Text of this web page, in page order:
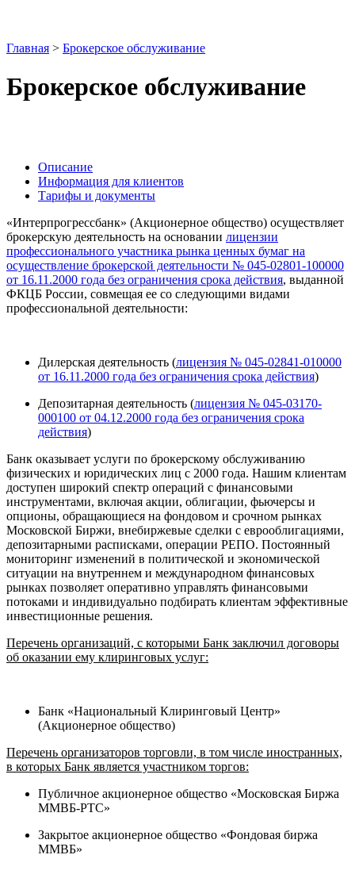
Главная > Брокерское обслуживание
Брокерское обслуживание
Описание
Информация для клиентов
Тарифы и документы
«Интерпрогрессбанк» (Акционерное общество) осуществляет
брокерскую деятельность на основании лицензии
профессионального участника рынка ценных бумаг на
осуществление брокерской деятельности № 045-02801-100000
от 16.11.2000 года без ограничения срока действия, выданной
ФКЦБ России, совмещая ее со следующими видами
профессиональной деятельности:
Дилерская деятельность (лицензия № 045-02841-010000
от 16.11.2000 года без ограничения срока действия)
Депозитарная деятельность (лицензия № 045-03170-
000100 от 04.12.2000 года без ограничения срока
действия)
Банк оказывает услуги по брокерскому обслуживанию
физических и юридических лиц с 2000 года. Нашим клиентам
доступен широкий спектр операций с финансовыми
инструментами, включая акции, облигации, фьючерсы и
опционы, обращающиеся на фондовом и срочном рынках
Московской Биржи, внебиржевые сделки с еврооблигациями,
депозитарными расписками, операции РЕПО. Постоянный
мониторинг изменений в политической и экономической
ситуации на внутреннем и международном финансовых
рынках позволяет оперативно управлять финансовыми
потоками и индивидуально подбирать клиентам эффективные
инвестиционные решения.
Перечень организаций, с которыми Банк заключил договоры
об оказании ему клиринговых услуг:
Банк «Национальный Клиринговый Центр»
(Акционерное общество)
Перечень организаторов торговли, в том числе иностранных,
в которых Банк является участником торгов:
Публичное акционерное общество «Московская Биржа
ММВБ-РТС»
Закрытое акционерное общество «Фондовая биржа
ММВБ»